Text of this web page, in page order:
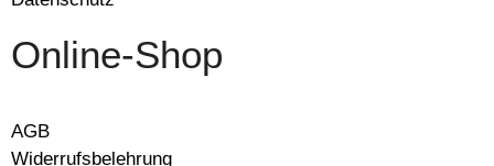
Online-Shop
AGB
Widerrufsbelehrung